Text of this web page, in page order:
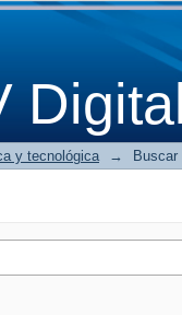
y tecnológica → Buscar